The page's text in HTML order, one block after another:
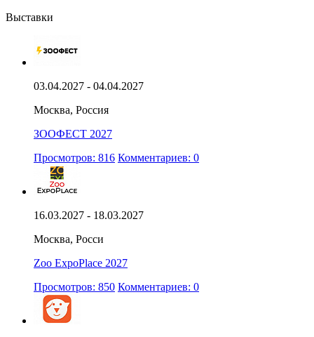
Выставки
03.04.2027 - 04.04.2027
Москва, Россия
ЗООФЕСТ 2027
Просмотров: 816 Комментариев: 0
16.03.2027 - 18.03.2027
Москва, Росси
Zoo ExpoPlace 2027
Просмотров: 850 Комментариев: 0